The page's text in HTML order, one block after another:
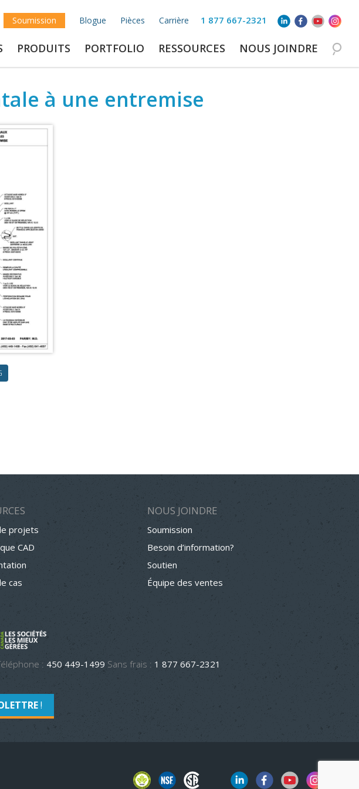
1 877 667-2321
Soumission Blogue Pièces Carrière
PRODUITS PORTFOLIO RESSOURCES NOUS JOINDRE
à une entremise
projets
CAD
cas
NOUS JOINDRE
Soumission
Besoin d’information?
Soutien
Équipe des ventes
: 450 449-1499 Sans frais : 1 877 667-2321
!